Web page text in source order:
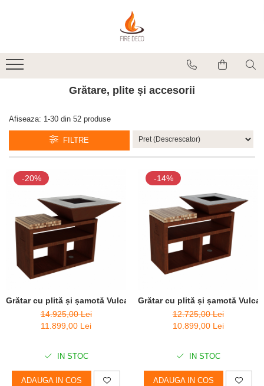
Vetre de foc
Grătare, plite și accesorii
Încălzitoare terasă electrice
Accesorii grătare și vetre de foc
Accesorii șemineu și decorațiuni
interior
Vase pentru gătit
Grătare, plite și accesorii
Afiseaza: 1-30 din 52 produse
FILTRE
-20%
Grătar cu plită și șamotă Vulcanus Pro 910 Masterchef
14.925,00 Lei
11.899,00 Lei
IN STOC
ADAUGA IN COS
-14%
Grătar cu plită și șamotă
12.725,00 Lei
10.899,00 Lei
IN STOC
ADAUGA IN COS